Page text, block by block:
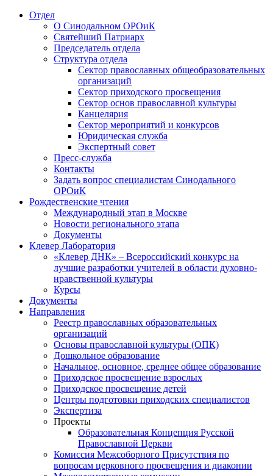
Отдел
О Синодальном ОРОиК
Святейший Патриарх
Председатель отдела
Структура отдела
Сектор православных общеобразовательных
организаций
Сектор приходского просвещения
Сектор основ православной культуры
Канцелярия
Сектор мероприятий и конкурсов
Юридическая служба
Экспертный совет
Пресс-служба
Контакты
Задать вопрос специалистам Синодального
ОРОиК
Рождественские чтения
Международный этап в Москве
Новости регионального этапа
Документы
Клевер Лаборатория
«Клевер ДНК» – Всероссийский конкурс на
лучшие разработки учителей в области духовно-
нравственной культуры
Курсы
Документы
Направления
Реестр православных образовательных
организаций
Основы православной культуры (ОПК)
Дошкольное образование
Начальное, основное, среднее общее образование
Приходское просвещение взрослых
Приходское просвещение детей
Центры подготовки приходских специалистов
Экспертиза
Проекты
Образовательная Концепция Русской
Православной Церкви
Комиссия Межсоборного Присутствия по
вопросам церковного просвещения и диаконии